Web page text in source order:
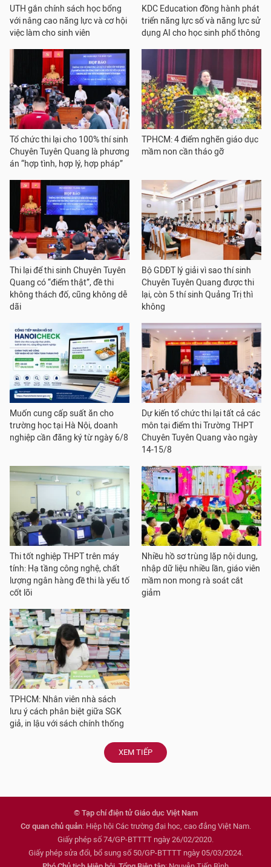
UTH gắn chính sách học bổng
với nâng cao năng lực và cơ hội
việc làm cho sinh viên
KDC Education đồng hành phát
triển năng lực số và năng lực sử
dụng AI cho học sinh phổ thông
Tổ chức thi lại cho 100% thí sinh
Chuyên Tuyên Quang là phương
án “hợp tình, hợp lý, hợp pháp”
TPHCM: 4 điểm nghẽn giáo dục
mầm non cần tháo gỡ
Thi lại để thi sinh Chuyên Tuyên
Quang có “điểm thật”, đề thi
không thách đố, cũng không dễ
dãi
Bộ GDĐT lý giải vì sao thí sinh
Chuyên Tuyên Quang được thi
lại, còn 5 thí sinh Quảng Trị thì
không
Muốn cung cấp suất ăn cho
trường học tại Hà Nội, doanh
nghiệp cần đăng ký từ ngày 6/8
Dự kiến tổ chức thi lại tất cả các
môn tại điểm thi Trường THPT
Chuyên Tuyên Quang vào ngày
14-15/8
Thi tốt nghiệp THPT trên máy
tính: Hạ tầng công nghệ, chất
lượng ngân hàng đề thi là yếu tố
cốt lõi
Nhiều hồ sơ trùng lặp nội dung,
nhập dữ liệu nhiều lần, giáo viên
mầm non mong rà soát cắt
giảm
TPHCM: Nhân viên nhà sách
lưu ý cách phân biệt giữa SGK
giả, in lậu với sách chính thống
XEM TIẾP
© Tạp chí điện tử Giáo dục Việt Nam
Cơ quan chủ quản: Hiệp hội Các trường đại học, cao đẳng Việt Nam.
Giấy phép số 74/GP-BTTTT ngày 26/02/2020.
Giấy phép sửa đổi, bổ sung số 50/GP-BTTTT ngày 05/03/2024.